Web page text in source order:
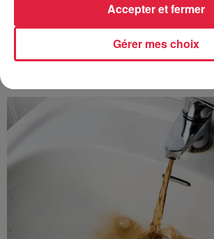
À découvrir également
Gérer mes choix
Accepter et fermer